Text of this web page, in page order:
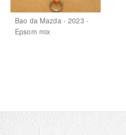
Bao da Mazda - 2023 -
Epsom mix